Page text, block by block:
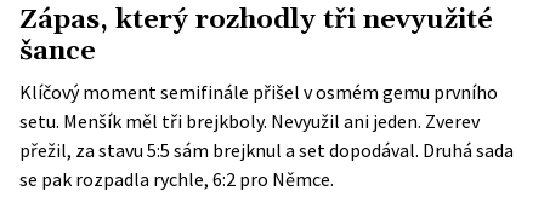
Zápas, který rozhodly tři nevyužité
šance
Klíčový moment semifinále přišel v osmém gemu prvního
setu. Menšík měl tři brejkboly. Nevyužil ani jeden. Zverev
přežil, za stavu 5:5 sám brejknul a set dopodával. Druhá sada
se pak rozpadla rychle, 6:2 pro Němce.